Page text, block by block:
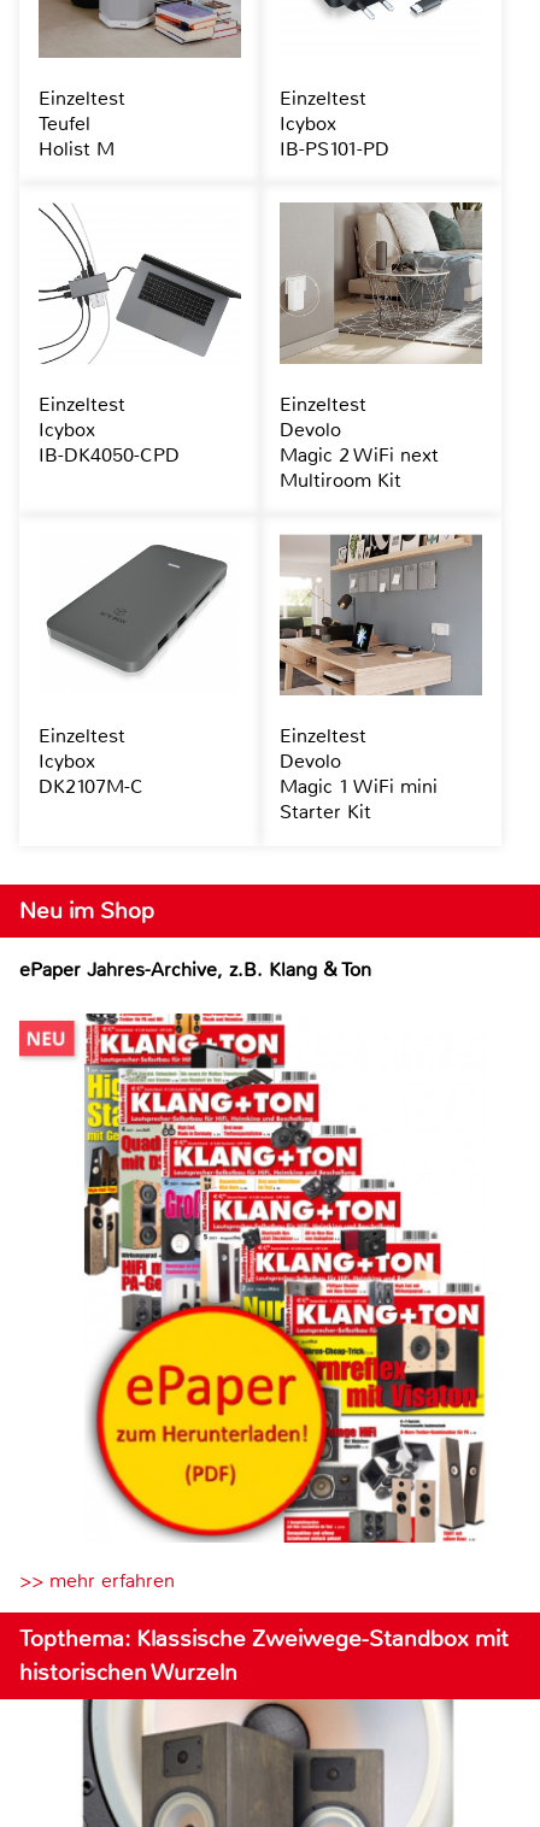
Neu im Shop
ePaper Jahres-Archive, z.B. Klang & Ton
>> mehr erfahren
Topthema: Klassische Zweiwege-Standbox mit
historischen Wurzeln
Einzeltest
Teufel
Holist M
Einzeltest
Icybox
IB-PS101-PD
Einzeltest
Icybox
IB-DK4050-CPD
Einzeltest
Devolo
Magic 2 WiFi next
Multiroom Kit
Einzeltest
Icybox
DK2107M-C
Einzeltest
Devolo
Magic 1 WiFi mini
Starter Kit